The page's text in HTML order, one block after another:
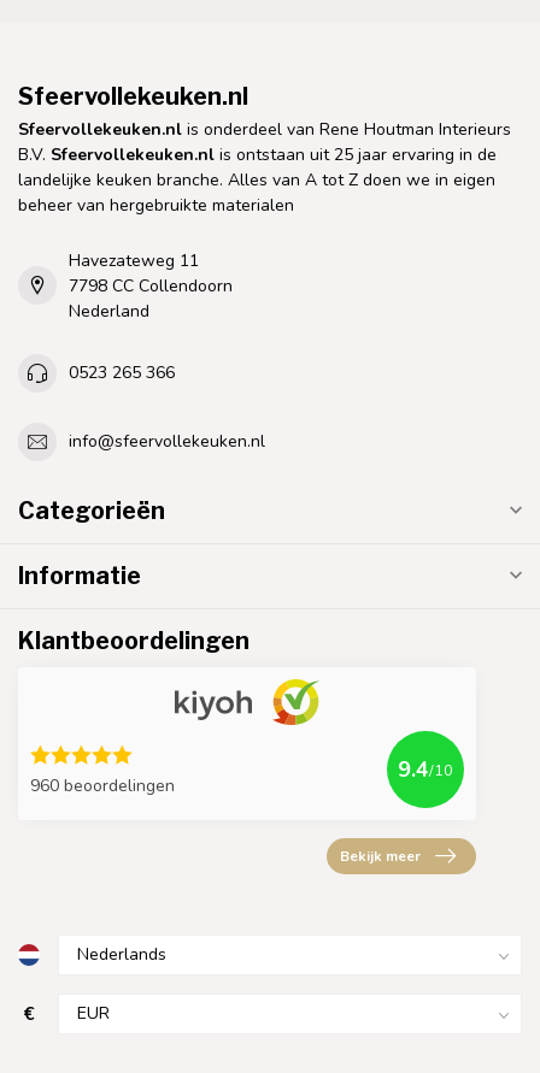
Sfeervollekeuken.nl
Sfeervollekeuken.nl is onderdeel van Rene Houtman Interieurs
B.V. Sfeervollekeuken.nl is ontstaan uit 25 jaar ervaring in de
landelijke keuken branche. Alles van A tot Z doen we in eigen
beheer van hergebruikte materialen
Havezateweg 11
7798 CC Collendoorn
Nederland
0523 265 366
info@sfeervollekeuken.nl
Categorieën
Informatie
Klantbeoordelingen
960 beoordelingen
9.4/10
Bekijk meer
€